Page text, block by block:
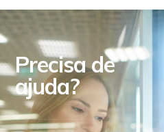
Precisa de
ajuda?